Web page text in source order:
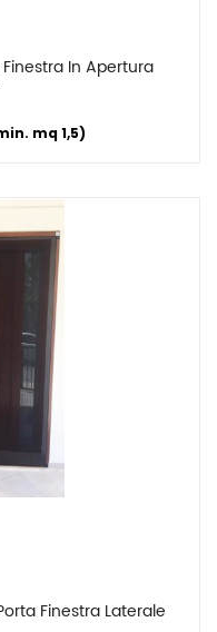
Finestra In Apertura
mq 1,5)
Finestra Laterale